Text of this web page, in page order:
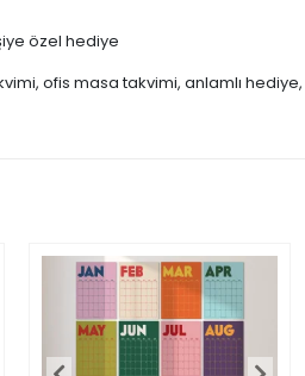
özel hediye
ofis masa takvimi, anlamlı